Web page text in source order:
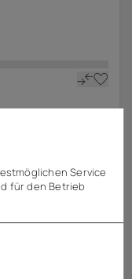
Service
für den Betrieb